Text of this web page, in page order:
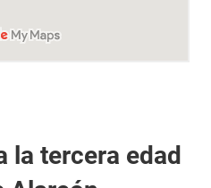
la tercera edad